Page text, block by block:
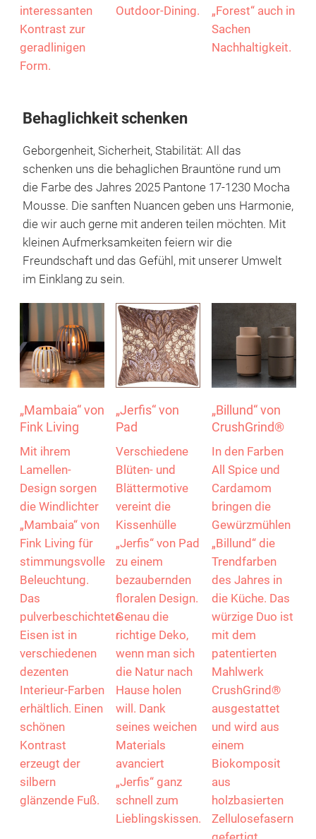
interessanten
Kontrast zur
geradlinigen
Form.
Outdoor-Dining.
„Forest“ auch in
Sachen
Nachhaltigkeit.
Behaglichkeit schenken
Geborgenheit, Sicherheit, Stabilität: All das
schenken uns die behaglichen Brauntöne rund um
die Farbe des Jahres 2025 Pantone 17-1230 Mocha
Mousse. Die sanften Nuancen geben uns Harmonie,
die wir auch gerne mit anderen teilen möchten. Mit
kleinen Aufmerksamkeiten feiern wir die
Freundschaft und das Gefühl, mit unserer Umwelt
im Einklang zu sein.
„Mambaia“ von
Fink Living
Mit ihrem
Lamellen-
Design sorgen
die Windlichter
„Mambaia“ von
Fink Living für
stimmungsvolle
Beleuchtung.
Das
pulverbeschichtete
Eisen ist in
verschiedenen
dezenten
Interieur-Farben
erhältlich. Einen
schönen
Kontrast
erzeugt der
silbern
glänzende Fuß.
„Jerfis“ von
Pad
Verschiedene
Blüten- und
Blättermotive
vereint die
Kissenhülle
„Jerfis“ von Pad
zu einem
bezaubernden
floralen Design.
Genau die
richtige Deko,
wenn man sich
die Natur nach
Hause holen
will. Dank
seines weichen
Materials
avanciert
„Jerfis“ ganz
schnell zum
Lieblingskissen.
„Billund“ von
CrushGrind®
In den Farben
All Spice und
Cardamom
bringen die
Gewürzmühlen
„Billund“ die
Trendfarben
des Jahres in
die Küche. Das
würzige Duo ist
mit dem
patentierten
Mahlwerk
CrushGrind®
ausgestattet
und wird aus
einem
Biokomposit
aus
holzbasierten
Zellulosefasern